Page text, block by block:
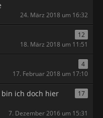
24. März 2018 um 16:32
12
18. März 2018 um 11:51
4
17. Februar 2018 um 17:10
bin ich doch hier
17
7. Dezember 2016 um 15:31